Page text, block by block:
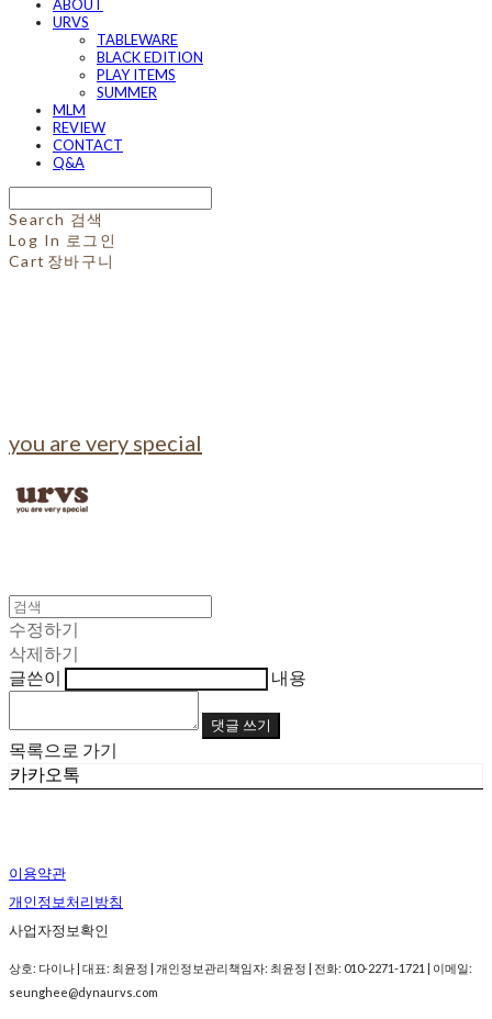
ABOUT
URVS
TABLEWARE
BLACK EDITION
PLAY ITEMS
SUMMER
MLM
REVIEW
CONTACT
Q&A
Search 검색
Log In 로그인
Cart 장바구니
you are very special
수정하기
삭제하기
글쓴이
내용
댓글 쓰기
목록으로 가기
카카오톡
이용약관
개인정보처리방침
사업자정보확인
상호: 다이나 | 대표: 최윤정 | 개인정보관리책임자: 최윤정 | 전화: 010-2271-1721 | 이메일:
seunghee@dynaurvs.com